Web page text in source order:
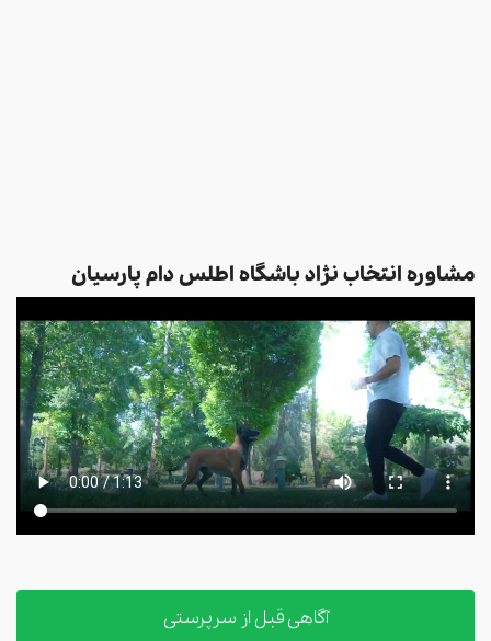
مشاوره انتخاب نژاد باشگاه اطلس دام پارسیان
آگاهی قبل از سرپرستی